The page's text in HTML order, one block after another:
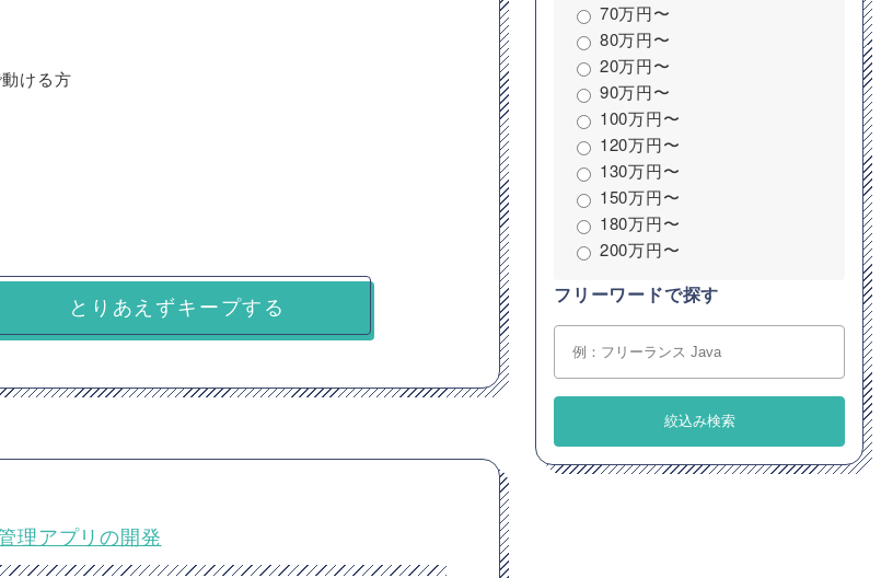
ける方
とりあえずキープする
理アプリの開発
70万円〜
80万円〜
20万円〜
90万円〜
100万円〜
120万円〜
130万円〜
150万円〜
180万円〜
200万円〜
フリーワードで探す